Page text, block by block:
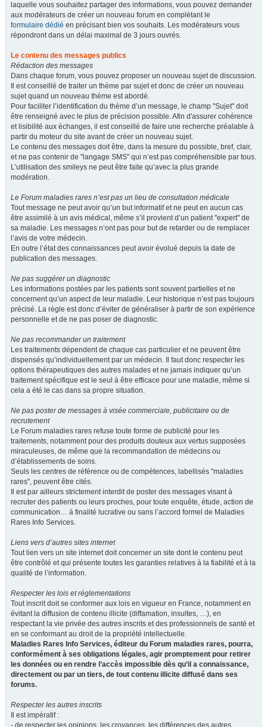
laquelle vous souhaitez partager des informations, vous pouvez demander
aux modérateurs de créer un nouveau forum en complétant le
formulaire dédié en précisant bien vos souhaits. Les modérateurs vous
répondront dans un délai maximal de 3 jours ouvrés.
Le contenu des messages publics
Rédaction des messages
Dans chaque forum, vous pouvez proposer un nouveau sujet de discussion.
Il est conseillé de traiter un thème par sujet et donc de créer un nouveau
sujet quand un nouveau thème est abordé.
Pour faciliter l’identification du thème d’un message, le champ "Sujet" doit
être renseigné avec le plus de précision possible. Afin d'assurer cohérence
et lisibilité aux échanges, il est conseillé de faire une recherche préalable à
partir du moteur du site avant de créer un nouveau sujet.
Le contenu des messages doit être, dans la mesure du possible, bref, clair,
et ne pas contenir de "langage SMS" qui n’est pas compréhensible par tous.
L’utilisation des smileys ne peut être faite qu’avec la plus grande
modération.
Le Forum maladies rares n’est pas un lieu de consultation médicale
Tout message ne peut avoir qu’un but informatif et ne peut en aucun cas
être assimilé à un avis médical, même s’il provient d’un patient "expert" de
sa maladie. Les messages n’ont pas pour but de retarder ou de remplacer
l’avis de votre médecin.
En outre l’état des connaissances peut avoir évolué depuis la date de
publication des messages.
Ne pas suggérer un diagnostic
Les informations postées par les patients sont souvent partielles et ne
concernent qu’un aspect de leur maladie. Leur historique n’est pas toujours
précisé. La règle est donc d’éviter de généraliser à partir de son expérience
personnelle et de ne pas poser de diagnostic.
Ne pas recommander un traitement
Les traitements dépendent de chaque cas particulier et ne peuvent être
dispensés qu’individuellement par un médecin. Il faut donc respecter les
options thérapeutiques des autres malades et ne jamais indiquer qu’un
traitement spécifique est le seul à être efficace pour une maladie, même si
cela a été le cas dans sa propre situation.
Ne pas poster de messages à visée commerciale, publicitaire ou de
recrutement
Le Forum maladies rares refuse toute forme de publicité pour les
traitements, notamment pour des produits douteux aux vertus supposées
miraculeuses, de même que la recommandation de médecins ou
d’établissements de soins.
Seuls les centres de référence ou de compétences, labellisés "maladies
rares", peuvent être cités.
Il est par ailleurs strictement interdit de poster des messages visant à
recruter des patients ou leurs proches, pour toute enquête, étude, action de
communication… à finalité lucrative ou sans l’accord formel de Maladies
Rares Info Services.
Liens vers d’autres sites internet
Tout lien vers un site internet doit concerner un site dont le contenu peut
être contrôlé et qui présente toutes les garanties relatives à la fiabilité et à la
qualité de l’information.
Respecter les lois et réglementations
Tout inscrit doit se conformer aux lois en vigueur en France, notamment en
évitant la diffusion de contenu illicite (diffamation, insultes, …), en
respectant la vie privée des autres inscrits et des professionnels de santé et
en se conformant au droit de la propriété intellectuelle.
Maladies Rares Info Services, éditeur du Forum maladies rares, pourra,
conformément à ses obligations légales, agir promptement pour retirer
les données ou en rendre l’accès impossible dès qu’il a connaissance,
directement ou par un tiers, de tout contenu illicite diffusé dans ses
forums.
Respecter les autres inscrits
Il est impératif :
- de respecter les opinions, les croyances, les différences des autres